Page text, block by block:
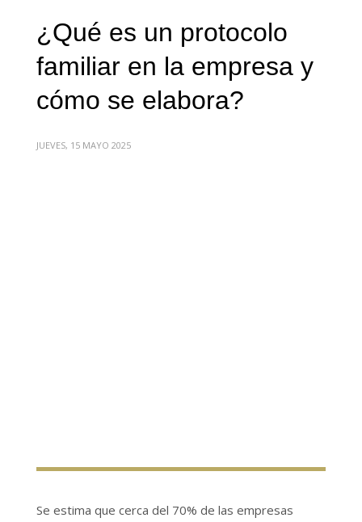
¿Qué es un protocolo
familiar en la empresa y
cómo se elabora?
JUEVES, 15 MAYO 2025
Se estima que cerca del 70% de las empresas